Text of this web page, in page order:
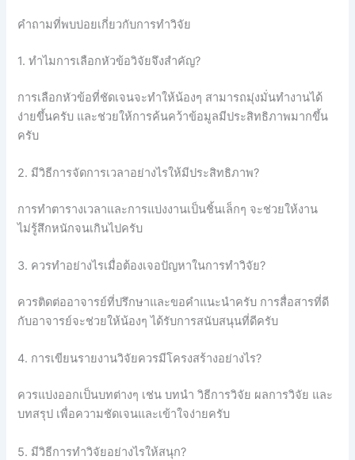
คำถามที่พบบ่อยเกี่ยวกับการทำวิจัย
1. ทำไมการเลือกหัวข้อวิจัยจึงสำคัญ?
การเลือกหัวข้อที่ชัดเจนจะทำให้น้องๆ สามารถมุ่งมั่นทำงานได้
ง่ายขึ้นครับ และช่วยให้การค้นคว้าข้อมูลมีประสิทธิภาพมากขึ้น
ครับ
2. มีวิธีการจัดการเวลาอย่างไรให้มีประสิทธิภาพ?
การทำตารางเวลาและการแบ่งงานเป็นชิ้นเล็กๆ จะช่วยให้งาน
ไม่รู้สึกหนักจนเกินไปครับ
3. ควรทำอย่างไรเมื่อต้องเจอปัญหาในการทำวิจัย?
ควรติดต่ออาจารย์ที่ปรึกษาและขอคำแนะนำครับ การสื่อสารที่ดี
กับอาจารย์จะช่วยให้น้องๆ ได้รับการสนับสนุนที่ดีครับ
4. การเขียนรายงานวิจัยควรมีโครงสร้างอย่างไร?
ควรแบ่งออกเป็นบทต่างๆ เช่น บทนำ วิธีการวิจัย ผลการวิจัย และ
บทสรุป เพื่อความชัดเจนและเข้าใจง่ายครับ
5. มีวิธีการทำวิจัยอย่างไรให้สนุก?